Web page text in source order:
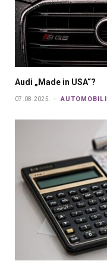
Audi „Made in USA“?
07.08.2025. AUTOMOBILI